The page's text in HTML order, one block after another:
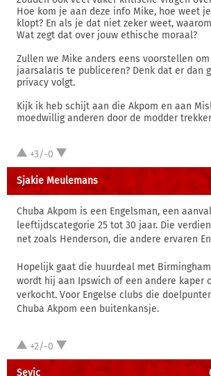
Hoe kom je aan deze info Mike, hoe weet
klopt? En als je dat niet zeker weet,
Wat zegt dat over jouw ethische moraal?
Zullen we Mike anders eens voorstellen
jaarsalaris te publiceren? Denk dat er dan
privacy volgt.
Kijk ik heb schijt aan die Akpom en aan
moedwillig anderen door de modder
+3/-0
Sjakie Meulemans
Chuba Akpom is een Engelsman, een
leeftijdscategorie 25 tot 30 jaar. Die
net zoals Henderson, die andere ervaren
Hopelijk gaat die huurdeal met
wordt hij aan Ipswich of een andere kaper
verkocht. Voor Engelse clubs die
Chuba Akpom een buitenkansje.
+2/-0
Sevic